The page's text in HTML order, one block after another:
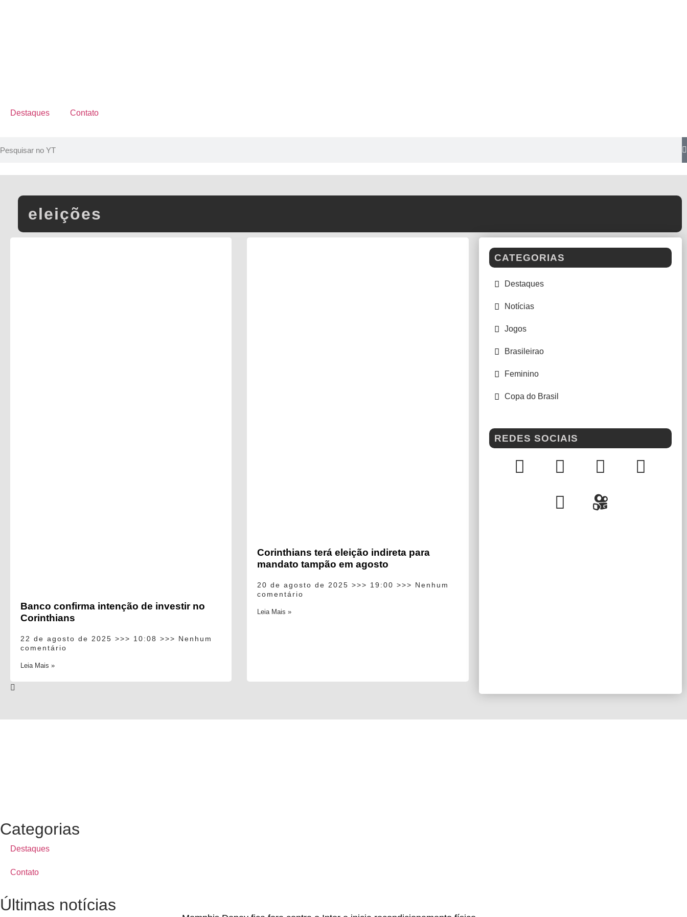
Destaques Contato
eleições
Banco confirma intenção de investir no
Corinthians
22 de agosto de 2025 10:08
Nenhum
comentário
Leia Mais »
Corinthians terá eleição indireta para
mandato tampão em agosto
20 de agosto de 2025 19:00
Nenhum
comentário
Leia Mais »
CATEGORIAS
Destaques
Notícias
Jogos
Brasileirao
Feminino
Copa do Brasil
REDES SOCIAIS
Categorias
Destaques
Contato
Últimas notícias